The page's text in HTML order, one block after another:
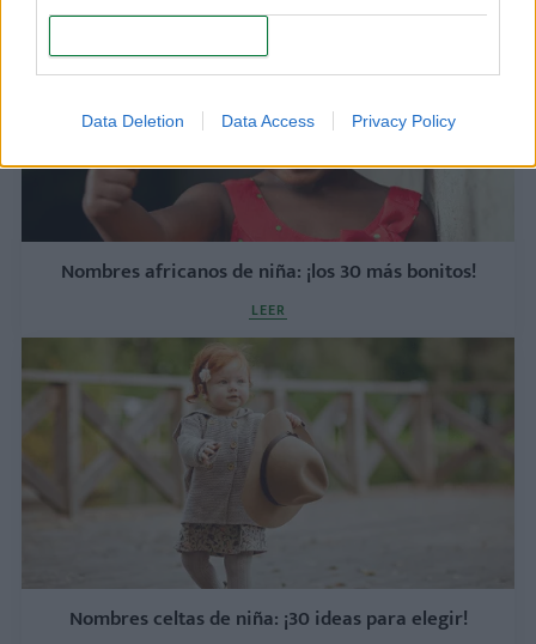
Data Deletion Data Access Privacy Policy
Nombres africanos de niña: ¡los 30 más bonitos!
LEER
Nombres celtas de niña: ¡30 ideas para elegir!